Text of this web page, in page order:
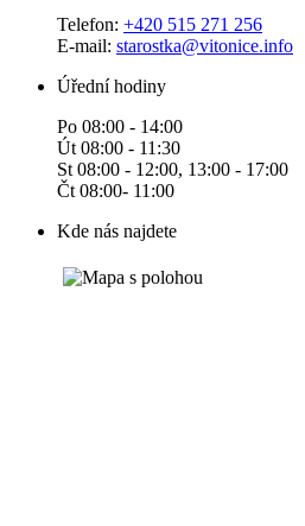
Telefon: +420 515 271 256
E-mail: starostka@vitonice.info
Úřední hodiny
Po 08:00 - 14:00
Út 08:00 - 11:30
St 08:00 - 12:00, 13:00 - 17:00
Čt 08:00- 11:00
Kde nás najdete